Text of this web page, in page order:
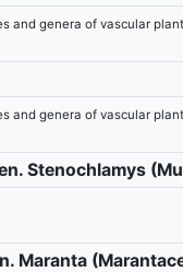
and genera of vascular
and genera of vascular
Stenochlamys
Maranta